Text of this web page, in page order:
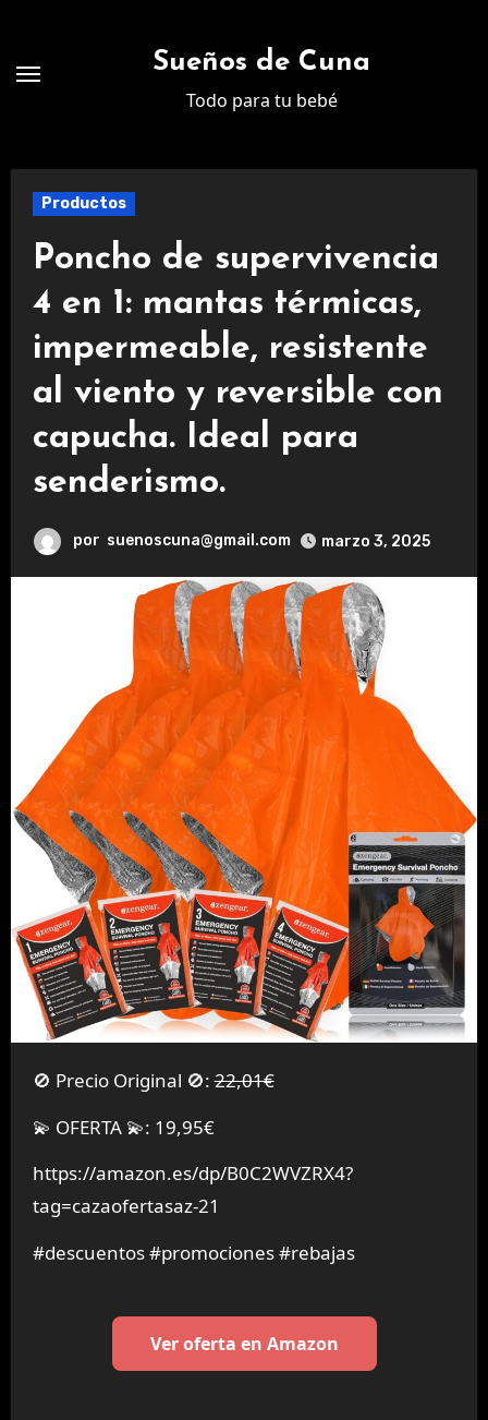
contenido
Sueños de Cuna
Todo para tu bebé
Productos
Poncho de supervivencia
4 en 1: mantas térmicas,
impermeable, resistente
al viento y reversible con
capucha. Ideal para
senderismo.
por suenoscuna@gmail.com marzo 3, 2025
🚫 Precio Original 🚫:22,01€
💫 OFERTA 💫: 19,95€
https://amazon.es/dp/B0C2WVZRX4?
tag=cazaofertasaz-21
#descuentos #promociones #rebajas
Ver oferta en Amazon